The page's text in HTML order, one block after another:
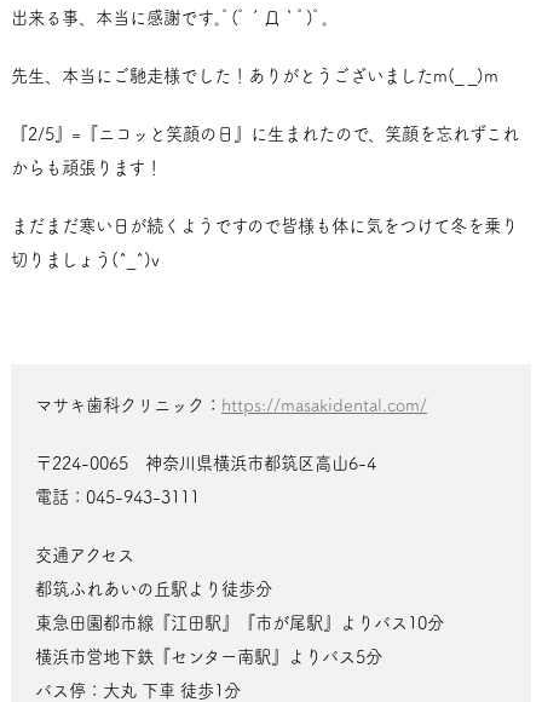
出来る事、本当に感謝です｡ﾟ(ﾟ´Д｀ﾟ)ﾟ｡
先生、本当にご馳走様でした！ありがとうございましたm(_ _)m
『2/5』=『ニコッと笑顔の日』に生まれたので、笑顔を忘れずこれ
からも頑張ります！
まだまだ寒い日が続くようですので皆様も体に気をつけて冬を乗り
切りましょう(^_^)v
マサキ歯科クリニック： https://masakidental.com/
〒224-0065 神奈川県横浜市都筑区高山6-4
電話：045-943-3111
交通アクセス
都筑ふれあいの丘駅より徒歩分
東急田園都市線『江田駅』『市が尾駅』よりバス10分
横浜市営地下鉄『センター南駅』よりバス5分
バス停：大丸 下車 徒歩1分